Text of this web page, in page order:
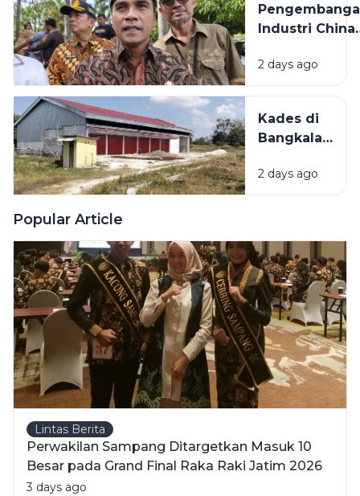
Karya di
Madura
Industri China
Dilaksanakan
Bangkalan,
Menyerap
Ribuan
2 days ago
Kades di
Bangkalan
KDMP
Dibangun
Dekat SD
2 days ago
Popular Article
Lintas Berita
Perwakilan Sampang Ditargetkan Masuk 10
Besar pada Grand Final Raka Raki Jatim 2026
3 days ago